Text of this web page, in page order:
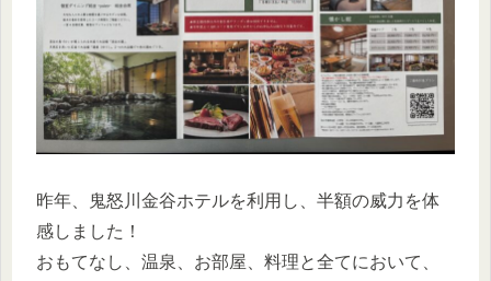
昨年、鬼怒川金谷ホテルを利用し、半額の威力を体
感しました！
おもてなし、温泉、お部屋、料理と全てにおいて、